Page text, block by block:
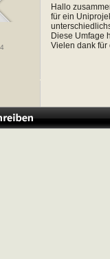
Hallo
für ein
Diese Umfage
Vielen dank für